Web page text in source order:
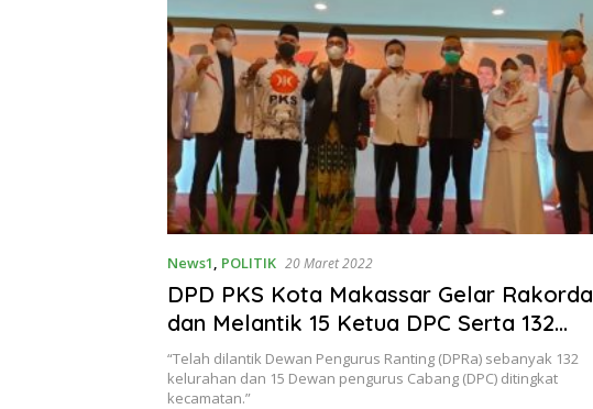
News1, POLITIK 20 Maret 2022
DPD PKS Kota Makassar Gelar Rakorda
dan Melantik 15 Ketua DPC Serta 132
DPRa
“Telah dilantik Dewan Pengurus Ranting (DPRa) sebanyak 132
kelurahan dan 15 Dewan pengurus Cabang (DPC) ditingkat
kecamatan.”